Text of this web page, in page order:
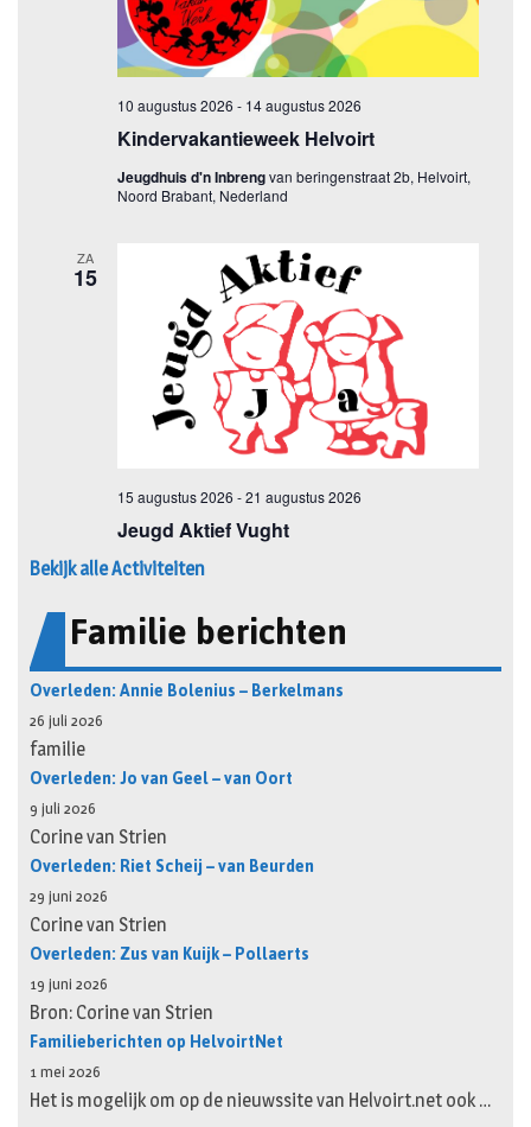
Bekijk alle Activiteiten
Familie berichten
Overleden: Annie Bolenius – Berkelmans
26 juli 2026
familie
Overleden: Jo van Geel – van Oort
9 juli 2026
Corine van Strien
Overleden: Riet Scheij – van Beurden
29 juni 2026
Corine van Strien
Overleden: Zus van Kuijk – Pollaerts
19 juni 2026
Bron: Corine van Strien
Familieberichten op HelvoirtNet
1 mei 2026
Het is mogelijk om op de nieuwssite van Helvoirt.net ook …